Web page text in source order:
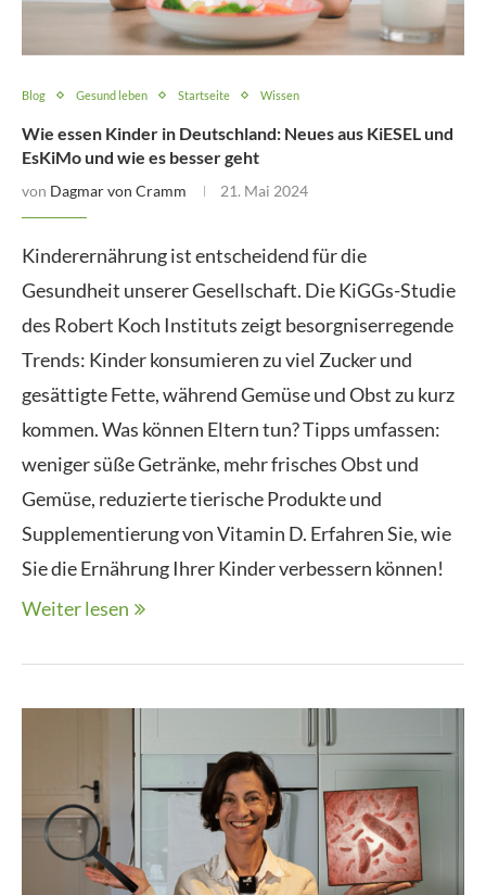
Blog Gesund leben Startseite Wissen
Wie essen Kinder in Deutschland: Neues aus KiESEL und
EsKiMo und wie es besser geht
von Dagmar von Cramm 21. Mai 2024
Kinderernährung ist entscheidend für die
Gesundheit unserer Gesellschaft. Die KiGGs-Studie
des Robert Koch Instituts zeigt besorgniserregende
Trends: Kinder konsumieren zu viel Zucker und
gesättigte Fette, während Gemüse und Obst zu kurz
kommen. Was können Eltern tun? Tipps umfassen:
weniger süße Getränke, mehr frisches Obst und
Gemüse, reduzierte tierische Produkte und
Supplementierung von Vitamin D. Erfahren Sie, wie
Sie die Ernährung Ihrer Kinder verbessern können!
Weiter lesen